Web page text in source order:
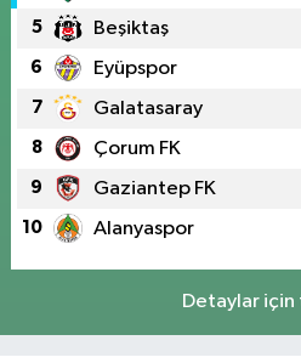
5 Beşiktaş
6 Eyüpspor
7 Galatasaray
8 Çorum FK
9 Gaziantep FK
10 Alanyaspor
Detaylar için